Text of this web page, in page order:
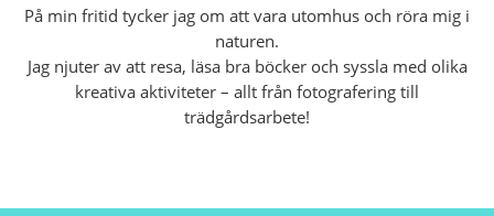
På min fritid tycker jag om att vara utomhus och röra mig i
naturen.
Jag njuter av att resa, läsa bra böcker och syssla med olika
kreativa aktiviteter – allt från fotografering till
trädgårdsarbete!